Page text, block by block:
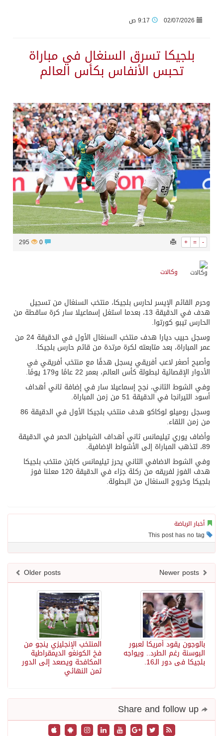
02/07/2026
بلجيكا تسرق السنغال في مباراة
تحبس الأنفاس بكأس العالم
+ = -
295
وكالات
وحرم القائم الإيسر لحارس بلجيكا، منتخب السنغال من تسجيل
هدف في الدقيقة 13، بعدما استغل إسماعيلا سار كرة ساقطة من
الحارس تيبو كورتوا.
وسجل حبيب ديارا هدف منتخب السنغال الأول في الدقيقة 24 من
عمر المباراة، بعد متابعته لكرة مرتدة من قائم حارس بلجيكا.
وأصبح أصغر لاعب أفريقي يسجل هدفًا مع منتخب أفريقي في
الأدوار الإقصائية لبطولة كأس العالم، بعمر 22 عامًا و179 يومًا.
وفي الشوط الثاني، نجح إسماعيلا سار في إضافة ثاني أهداف
أسود التيرانجا في الدقيقة 51 من زمن المباراة.
وسجل روميلو لوكاكو هدف منتخب بلجيكا الأول في الدقيقة 86
من زمن اللقاء.
وأضاف يوري تيليمانس ثاني أهداف الشياطين الحمر في الدقيقة
89، لتذهب المباراة إلى الأشواط الإضافية.
وفي الشوط الاضافي الثاني يحرز تيليمانس كابتن منتخب بلجيكا
هدف الفوز لفريقه من ركلة جزاء في الدقيقة 120 معلنا فوز
بلجيكا وخروج السنغال من البطولة.
أخبار الرياضة
Older posts
المنتخب الإنجليزي ينجو من
فخ الكونغو الديمقراطية
المكافحة ويصعد إلى الدور
ثمن النهائي
بالوجون يقود أمريكا لعبور
البوسنة رغم الطرد.. ويواجه
بلجيكا فى دور الـ16.